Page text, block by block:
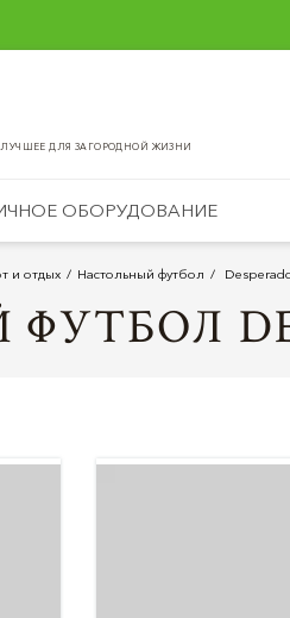
ЛУЧШЕЕ ДЛЯ ЗАГОРОДНОЙ ЖИЗНИ
ОБОРУДОВАНИЕ
и отдых Настольный футбол